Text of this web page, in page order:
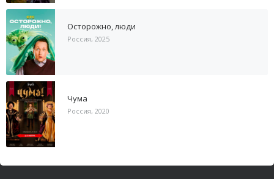
Осторожно, люди
Россия, 2025
Чума
Россия, 2020